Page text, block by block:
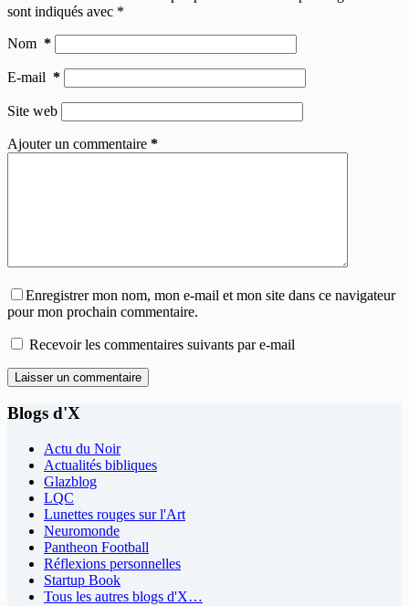
sont indiqués avec *
Nom *
E-mail *
Site web
Ajouter un commentaire *
Enregistrer mon nom, mon e-mail et mon site dans ce navigateur
pour mon prochain commentaire.
Recevoir les commentaires suivants par e-mail
Laisser un commentaire
Blogs d'X
Actu du Noir
Actualités bibliques
Glazblog
LQC
Lunettes rouges sur l'Art
Neuromonde
Pantheon Football
Réflexions personnelles
Startup Book
Tous les autres blogs d'X…